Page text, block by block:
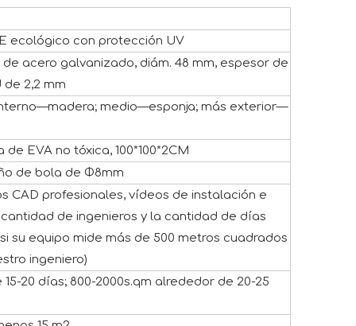
ecológico con protección UV
acero galvanizado, diám. 48 mm, espesor de
de 2,2 mm
medio—esponja; más exterior—
de EVA no tóxica, 100*100*2CM
de bola de Φ8mm
CAD profesionales, vídeos de instalación e
de ingenieros y la cantidad de días
su equipo mide más de 500 metros cuadrados
ingeniero)
20 días; 800-2000s.qm alrededor de 20-25